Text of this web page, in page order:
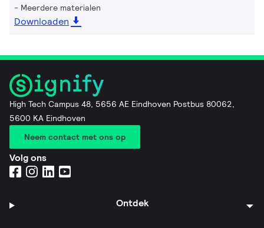
Meerdere materialen
Downloaden
High Tech Campus 48, 5656 AE Eindhoven Postbus 80062,
5600 KA Eindhoven
Neem contact met ons op
Volg ons
Ontdek